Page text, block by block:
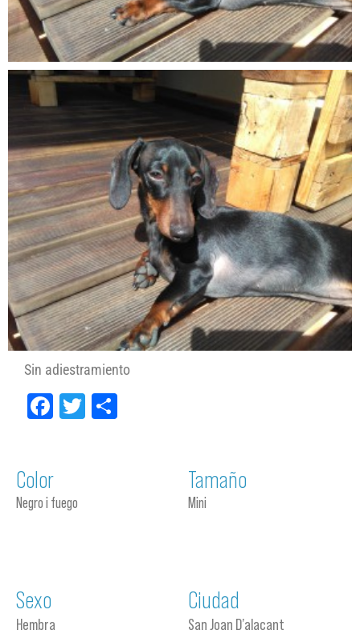
Sin adiestramiento
Facebook
Twitter
Color
Negro i fuego
Tamaño
Mini
Sexo
Hembra
Ciudad
San Joan D’alacant